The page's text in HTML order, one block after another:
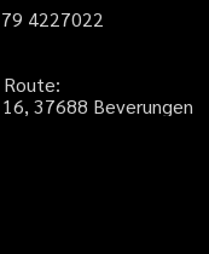
79 4227022
Route:
16, 37688 Beverungen